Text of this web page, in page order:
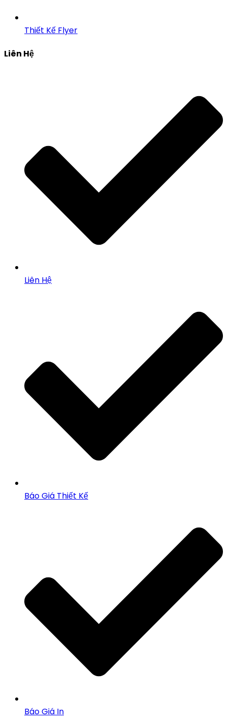
Thiết Kế Flyer
Liên Hệ
Liên Hệ
Báo Giá Thiết Kế
Báo Giá In